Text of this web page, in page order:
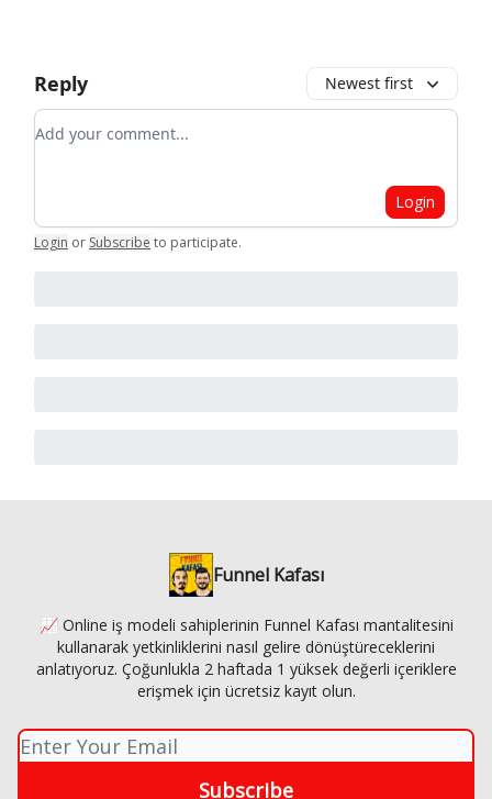
Reply Newest first
Add your comment
Login
Login or Subscribe to participate.
Funnel Kafası
📈 Online iş modeli sahiplerinin Funnel Kafası mantalitesini
kullanarak yetkinliklerini nasıl gelire dönüştüreceklerini
anlatıyoruz. Çoğunlukla 2 haftada 1 yüksek değerli içeriklere
erişmek için ücretsiz kayıt olun.